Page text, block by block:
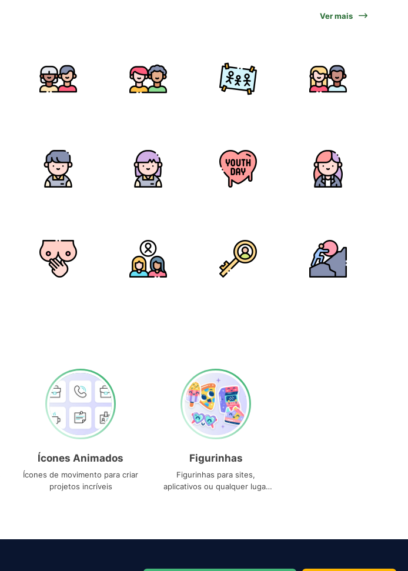
Ver mais
Ícones Animados
Ícones de movimento para criar
projetos incríveis
Figurinhas
Figurinhas para sites,
aplicativos ou qualquer lugar